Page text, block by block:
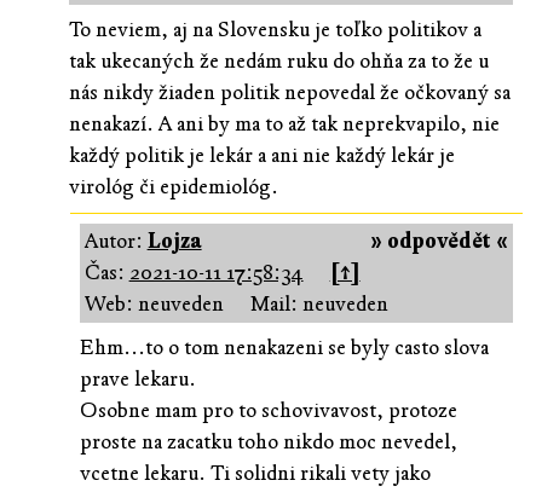
To neviem, aj na Slovensku je toľko politikov a
tak ukecaných že nedám ruku do ohňa za to že u
nás nikdy žiaden politik nepovedal že očkovaný sa
nenakazí. A ani by ma to až tak neprekvapilo, nie
každý politik je lekár a ani nie každý lekár je
virológ či epidemiológ.
» odpovědět «
Autor: Lojza
Čas: 2021-10-11 17:58:34
[↑]
Web: neuveden
Mail: neuveden
Ehm...to o tom nenakazeni se byly casto slova
prave lekaru.
Osobne mam pro to schovivavost, protoze
proste na zacatku toho nikdo moc nevedel,
vcetne lekaru. Ti solidni rikali vety jako